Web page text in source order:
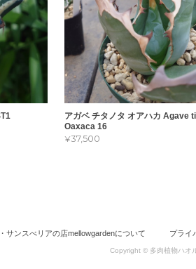
アガベ チタノタ オアハカ Agave
Oaxaca 16
¥37,500
サンスべリアの店mellowgardenについて プライ
Copyright © 多肉植物ハオ